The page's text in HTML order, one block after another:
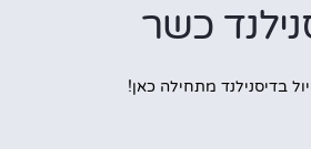
כשר
בדיסנילנד מתחילה כאן!